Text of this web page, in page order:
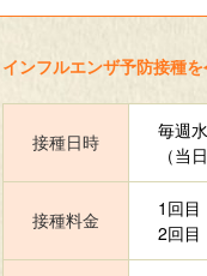
インフルエンザ予防接種
接種日時
毎週
（当
接種料金
1回
2回